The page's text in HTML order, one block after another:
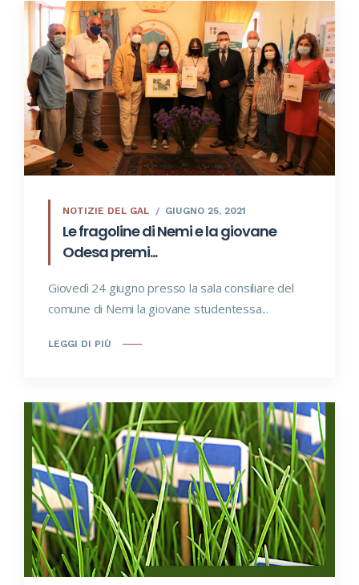
NOTIZIE DEL GAL GIUGNO 25, 2021
Le fragoline di Nemi e la giovane
Odesa premi...
Giovedì 24 giugno presso la sala consiliare del
comune di Nemi la giovane studentessa...
LEGGI DI PIÙ